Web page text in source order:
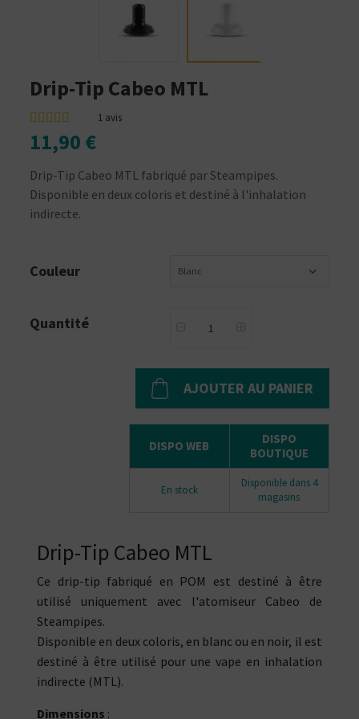
Drip-Tip Cabeo MTL
1 avis
11,90 €
Drip-Tip Cabeo MTL fabriqué par Steampipes.
Disponible en deux coloris et destiné à l'inhalation
indirecte.
Couleur Blanc
Quantité
AJOUTER AU PANIER
DISPO WEB
DISPO
BOUTIQUE
En stock
Disponible dans 4
magasins
Drip-Tip Cabeo MTL
Ce drip-tip fabriqué en POM est destiné à être
utilisé uniquement avec l'atomiseur Cabeo de
Steampipes.
Disponible en deux coloris, en blanc ou en noir, il est
destiné à être utilisé pour une vape en inhalation
indirecte (MTL).
Dimensions :